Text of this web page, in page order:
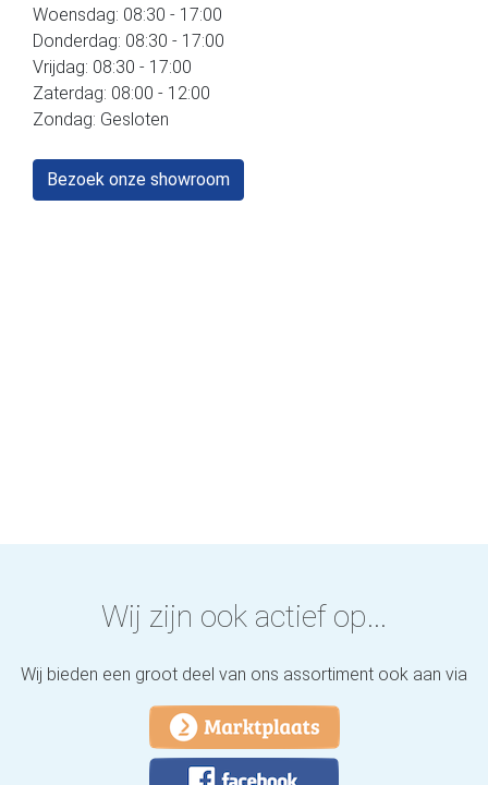
Woensdag: 08:30 - 17:00
Donderdag: 08:30 - 17:00
Vrijdag: 08:30 - 17:00
Zaterdag: 08:00 - 12:00
Zondag: Gesloten
Bezoek onze showroom
Wij zijn ook actief op...
Wij bieden een groot deel van ons assortiment ook aan via